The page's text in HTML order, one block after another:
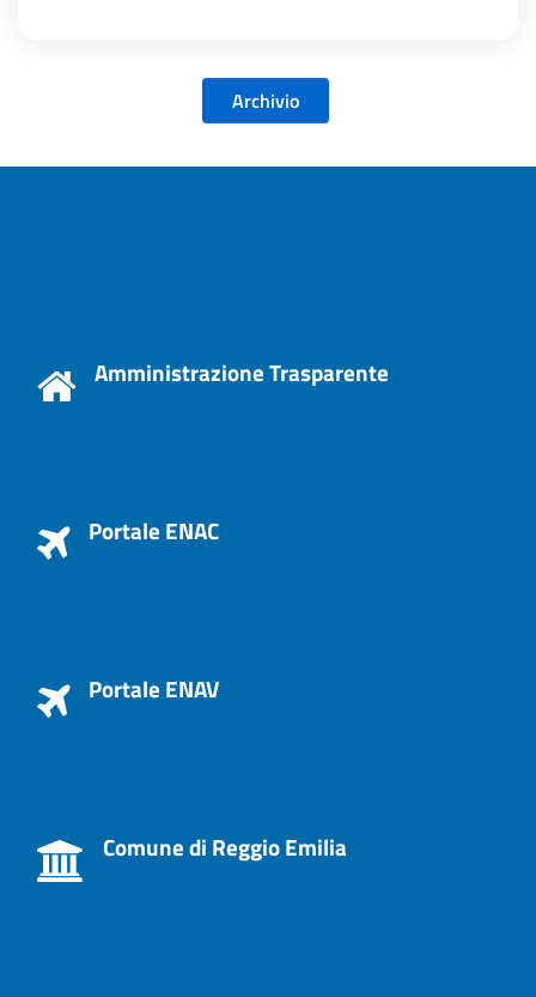
Archivio
Amministrazione Trasparente
Portale ENAC
Portale ENAV
Comune di Reggio Emilia